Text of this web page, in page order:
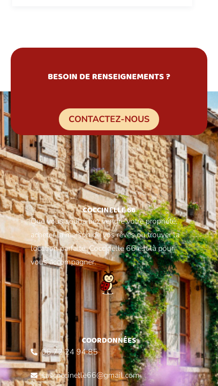
BESOIN DE RENSEIGNEMENTS ?
CONTACTEZ-NOUS
COCCINELLE 66
Que vous souhaitiez vendre votre propriété,
acheter la maison de vos rêves ou trouver la
location parfaite, Coccinelle 66 est là pour
vous accompagner.
COORDONNÉES
06 72 24 94 85
sascoccinelle66@gmail.com